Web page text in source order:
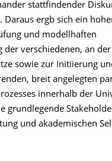
stattfindender
Daraus ergb sich ein
und modellhaften
verschiedenen, an der
sowie zur Initiierung
breit angelegten
innerhalb der
grundlegende
und akademischen